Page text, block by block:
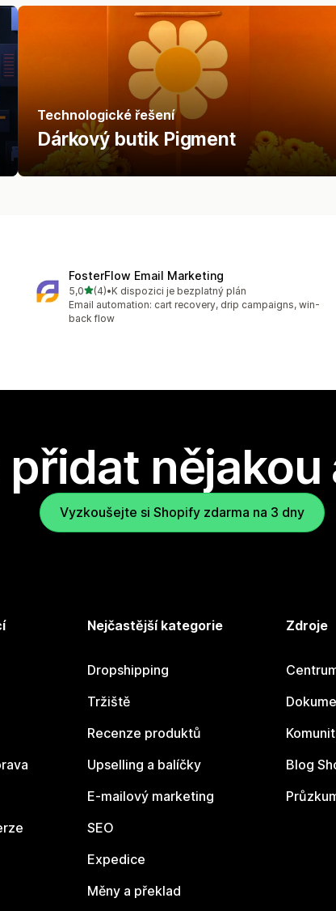
Technologické řešení
Dárkový butik Pigment
FosterFlow Email Marketing
5,0z 5 hvězd
(4)
Celkový počet recenzí: 4
•K dispozici je bezplatný plán
Email automation: cart recovery, drip campaigns, win-
back flow
nějakou
Vyzkoušejte si Shopify zdarma na 3 dny
Nejčastější kategorie
Dropshipping
Tržiště
Recenze produktů
Upselling a balíčky
E-mailový marketing
SEO
Expedice
Měny a překlad
Zdroje
Blog